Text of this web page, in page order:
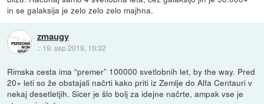
in se galaksija je zelo zelo zelo majhna.
zmaugy
:: 19. sep 2019, 10:32
Rimska cesta ima “premer” 100000 svetlobnih let, by the way. Pred
20+ leti so že obstajali načrti kako priti iz Zemlje do Alfa Centauri v
nekaj desetletjih. Sicer je šlo bolj za idejne načrte, ampak vse je